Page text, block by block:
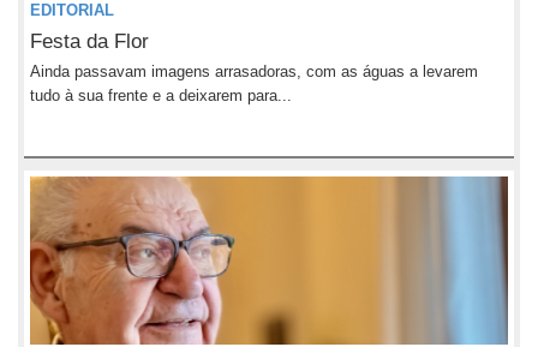
EDITORIAL
Festa da Flor
Ainda passavam imagens arrasadoras, com as águas a levarem
tudo à sua frente e a deixarem para...